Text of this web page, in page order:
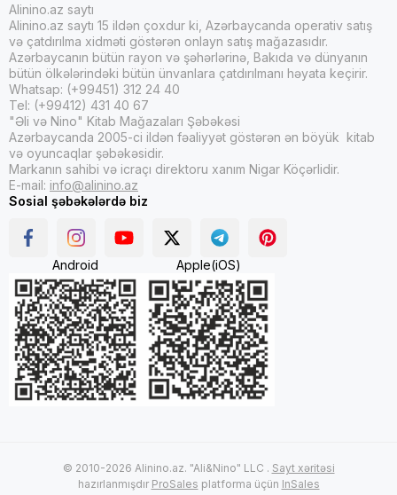
Alinino.az saytı
Alinino.az saytı 15 ildən çoxdur ki, Azərbaycanda operativ satış
və çatdırılma xidməti göstərən onlayn satış mağazasıdır.
Azərbaycanın bütün rayon və şəhərlərinə, Bakıda və dünyanın
bütün ölkələrindəki bütün ünvanlara çatdırılmanı həyata keçirir.
Whatsap: (+99451) 312 24 40
Tel: (+99412) 431 40 67
"Əli və Nino" Kitab Mağazaları Şəbəkəsi
Azərbaycanda 2005-ci ildən fəaliyyət göstərən ən böyük kitab
və oyuncaqlar şəbəkəsidir.
Markanın sahibi və icraçı direktoru xanım Nigar Köçərlidir.
E-mail: info@alinino.az
Sosial şəbəkələrdə biz
Android Apple(iOS)
© 2010-2026 Alinino.az. "Ali&Nino" LLC . Sayt xəritəsi
hazırlanmışdır ProSales platforma üçün InSales